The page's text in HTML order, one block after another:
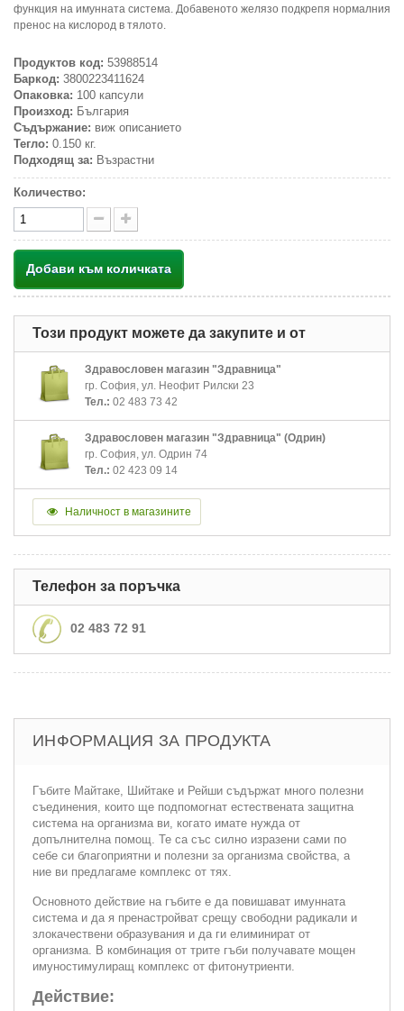
функция на имунната система. Добавеното желязо подкрепя нормалния
пренос на кислород в тялото.
Продуктов код: 53988514
Баркод: 3800223411624
Опаковка: 100 капсули
Произход: България
Съдържание: виж описанието
Тегло: 0.150 кг.
Подходящ за: Възрастни
Количество:
Добави към количката
Този продукт можете да закупите и от
Здравословен магазин "Здравница"
гр. София, ул. Неофит Рилски 23
Тел.: 02 483 73 42
Здравословен магазин "Здравница" (Одрин)
гр. София, ул. Одрин 74
Тел.: 02 423 09 14
Наличност в магазините
Телефон за поръчка
02 483 72 91
ИНФОРМАЦИЯ ЗА ПРОДУКТА
Гъбите Майтаке, Шийтаке и Рейши съдържат много полезни
съединения, които ще подпомогнат естествената защитна
система на организма ви, когато имате нужда от
допълнителна помощ. Те са със силно изразени сами по
себе си благоприятни и полезни за организма свойства, а
ние ви предлагаме комплекс от тях.
Основното действие на гъбите е да повишават имунната
система и да я пренастройват срещу свободни радикали и
злокачествени образувания и да ги елиминират от
организма. В комбинация от трите гъби получавате мощен
имуностимулиращ комплекс от фитонутриенти.
Действие: